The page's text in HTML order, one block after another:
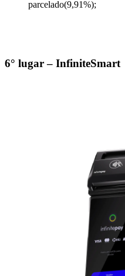
parcelado(9,91%);
6° lugar – InfiniteSmart